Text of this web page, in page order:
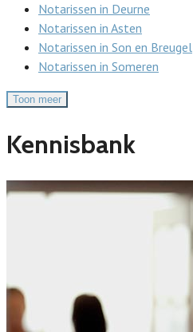
Notarissen in Deurne
Notarissen in Asten
Notarissen in Son en Breugel
Notarissen in Someren
Toon meer
Kennisbank